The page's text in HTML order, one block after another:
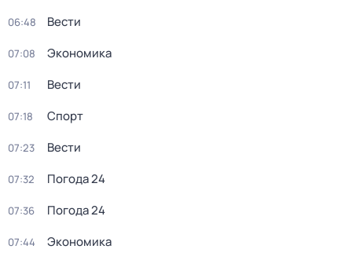
06:48 Вести
07:08 Экономика
07:11 Вести
07:18 Спорт
07:23 Вести
07:32 Погода 24
07:36 Погода 24
07:44 Экономика